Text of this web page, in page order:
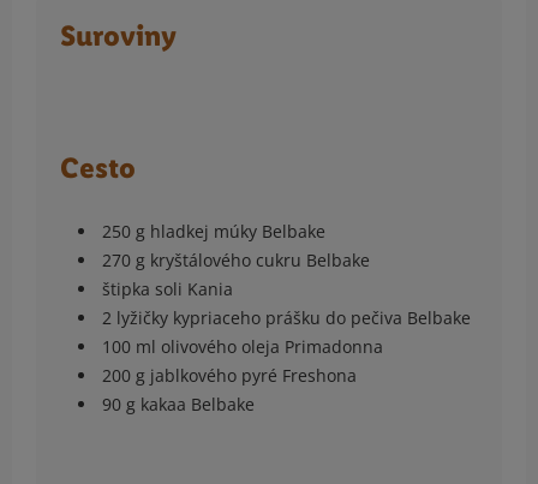
Suroviny
Cesto
250 g hladkej múky Belbake
270 g kryštálového cukru Belbake
štipka soli Kania
2 lyžičky kypriaceho prášku do pečiva Belbake
100 ml olivového oleja Primadonna
200 g jablkového pyré Freshona
90 g kakaa Belbake